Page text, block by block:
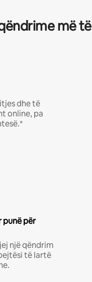
më
dhe të
online, pa
punë për
një qëndrim
të lartë